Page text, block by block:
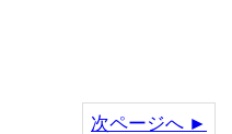
次ページへ ►